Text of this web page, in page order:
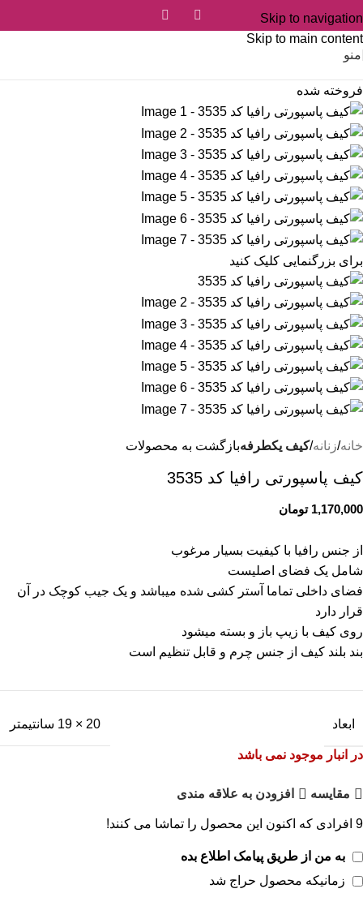
Skip to navigation
Skip to main content
منو
فروخته شده
برای بزرگنمایی کلیک کنید
خانه زنانه کیف یکطرفهبازگشت به محصولات
کیف پاسپورتی رافیا کد 3535
1,170,000 تومان
از جنس رافیا با کیفیت بسیار مرغوب
شامل یک فضای اصلیست
فضای داخلی تماما آستر کشی شده میباشد و یک جیب کوچک در آن
قرار دارد
روی کیف با زیپ باز و بسته میشود
بند بلند کیف از جنس چرم و قابل تنظیم است
ابعاد 20 × 19 سانتیمتر
در انبار موجود نمی باشد
مقايسه افزودن به علاقه مندی
9 افرادی که اکنون این محصول را تماشا می کنند!
به من از طریق پیامک اطلاع بده
زمانیکه محصول حراج شد